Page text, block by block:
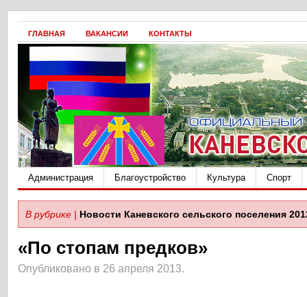
ГЛАВНАЯ ВАКАНСИИ КОНТАКТЫ
Администрация Благоустройство Культура Спорт
В рубрике | Новости Каневского сельского поселения
«По стопам предков»
Опубликовано в 26 апреля 2013.